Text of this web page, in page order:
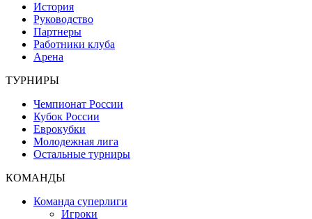
История
Руководство
Партнеры
Работники клуба
Арена
ТУРНИРЫ
Чемпионат России
Кубок России
Еврокубки
Молодежная лига
Остальные турниры
КОМАНДЫ
Команда суперлиги
Игроки